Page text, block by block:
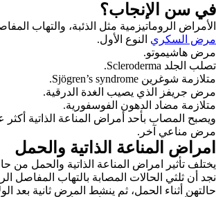
في سن الإنجاب؟
الأمراض الروماتيزمية مثل الذئبة، والتهاب
مرض السكري النوع الأول.
مرض هاشيموتو.
تصلب الجلد Scleroderma.
متلازمة شوغرين Sjögren’s syndrome.
مرض جريفز الذي يصيب الغدة الدرقية.
متلازمة مضاد الدهون الفوسفورية.
ويصبح المصاب بأحد أمراض المناعة الذاتية
مرض مناعي آخر.
امراض المناعة الذاتية والحمل
يختلف تأثير امراض المناعة الذاتية والحمل من
نجد أن ثلثي الحالات المصابة بالتهاب المفاصل
حالتهن أثناء الحمل، ثم ينشط المرض ثانية بعد